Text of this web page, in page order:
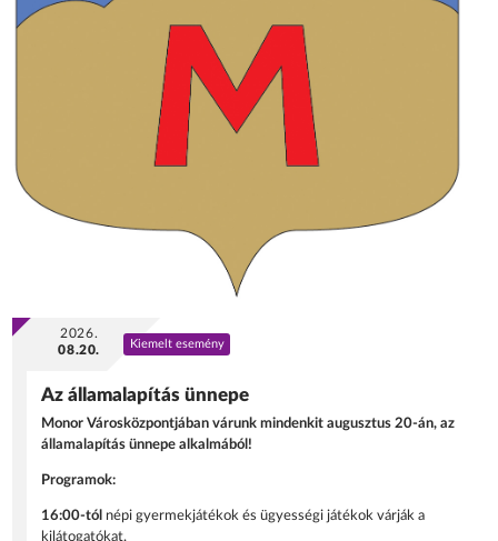
2026.
08.20.
Kiemelt esemény
Az államalapítás ünnepe
Monor Városközpontjában várunk mindenkit augusztus 20-án, az
államalapítás ünnepe alkalmából!
Programok:
16:00-tól népi gyermekjátékok és ügyességi játékok várják a
kilátogatókat.